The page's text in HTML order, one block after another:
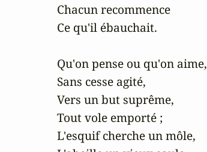
Chacun recommence
Ce qu'il ébauchait.
Qu'on pense ou qu'on aime,
Sans cesse agité,
Vers un but suprême,
Tout vole emporté ;
L'esquif cherche un môle,